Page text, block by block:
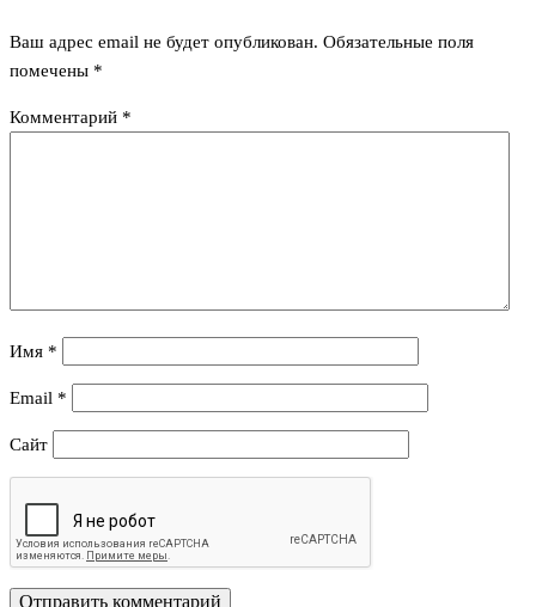
Ваш адрес email не будет опубликован. Обязательные поля
помечены *
Комментарий *
Имя *
Email *
Сайт